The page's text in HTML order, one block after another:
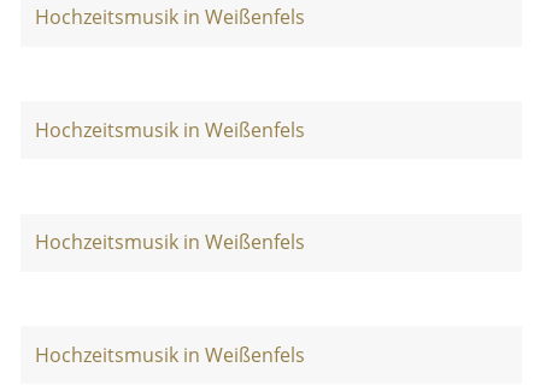
Hochzeitsmusik in Weißenfels
Hochzeitsmusik in Weißenfels
Hochzeitsmusik in Weißenfels
Hochzeitsmusik in Weißenfels